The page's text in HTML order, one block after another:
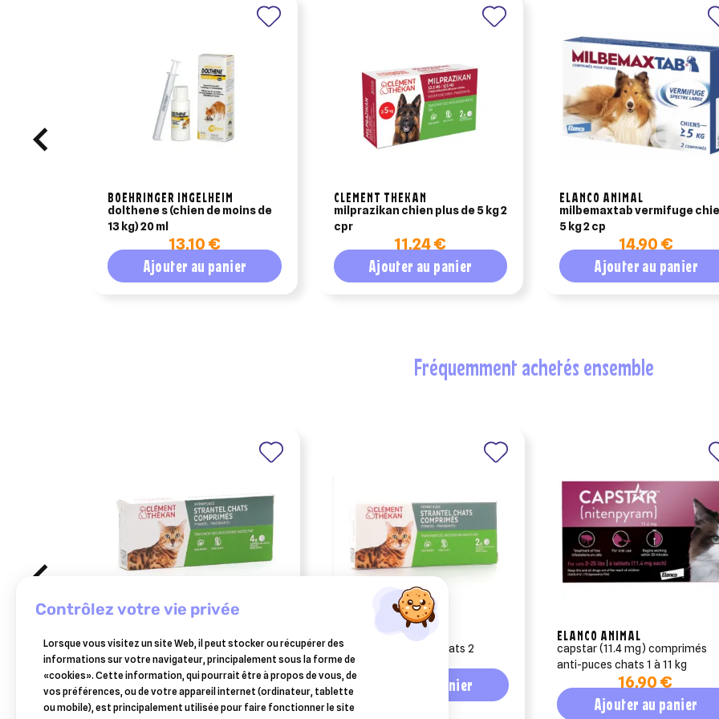
BOEHRINGER INGELHEIM
dolthene s (chien de moins de
13 kg) 20 ml
13,10 €
Ajouter au panier
CLEMENT THEKAN
milprazikan chien plus de 5 kg 2
cpr
11,24 €
Ajouter au panier
ELANCO ANIMAL
milbemaxtab vermifuge
5 kg 2 cp
14,90 €
Ajouter au panier
fréquemment achetés ensemble
CLEMENT THEKAN
strantel vermifuges chats 4
comprimés
10,75 €
Ajouter au panier
CLEMENT THEKAN
strantel vermifuges chats 2
comprimés
Ajouter au panier
ELANCO ANIMAL
capstar (11.4 mg) comprimés
anti-puces chats 1 à 11 kg
16,90 €
Ajouter au panier
contrôlez votre vie privée
Lorsque vous visitez un site Web, il peut stocker ou récupérer des
informations sur votre navigateur, principalement sous la forme de
«cookies». Cette information, qui pourrait être à propos de vous, de
vos préférences, ou de votre appareil internet (ordinateur, tablette
ou mobile), est principalement utilisée pour faire fonctionner le site